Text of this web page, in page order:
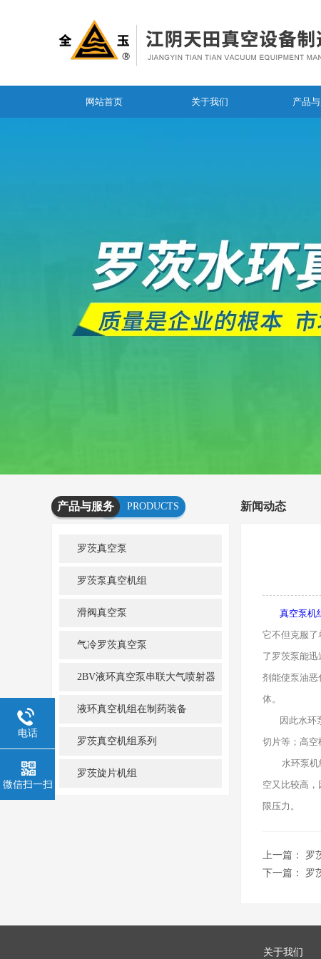
网站首页 关于我们 产品
产品与服务
PRODUCTS
罗茨真空泵
罗茨泵真空机组
滑阀真空泵
气冷罗茨真空泵
2BV液环真空泵串联大气喷射器
机组液环真空机组在制药装备
罗茨真空机组系列
罗茨旋片机组
新闻动态
真空泵机
它不但克服了
了罗茨泵能
剂能使泵油恶
体。
因此水环泵
切片等；高空
水环泵机组
空又比较高
限压力。
上一篇： 罗
下一篇： 罗
关于我们
电话
微信扫一扫